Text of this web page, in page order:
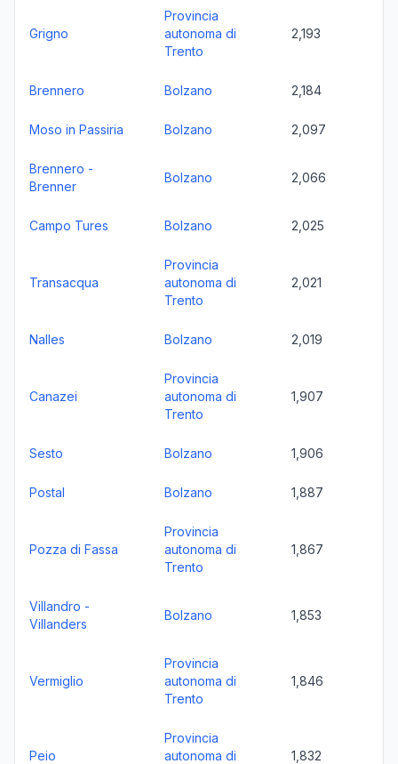
Grigno
Provincia
autonoma di
Trento
2,193
Brennero Bolzano 2,184
Moso in Passiria Bolzano 2,097
Brennero -
Brenner
Bolzano 2,066
Campo Tures Bolzano 2,025
Transacqua
Provincia
autonoma di
Trento
2,021
Nalles Bolzano 2,019
Canazei
Provincia
autonoma di
Trento
1,907
Sesto Bolzano 1,906
Postal Bolzano 1,887
Pozza di Fassa
Provincia
autonoma di
Trento
1,867
Villandro -
Villanders
Bolzano 1,853
Vermiglio
Provincia
autonoma di
Trento
1,846
Peio
Provincia
autonoma di
1,832